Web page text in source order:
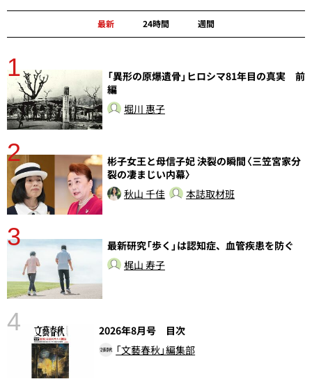
最新 24時間 週間
1
「異形の原爆遺骨」ヒロシマ81年目の真実 前
編
堀川 惠子
2
彬子女王と母信子妃 決裂の瞬間〈三笠宮家分
裂の凄まじい内幕〉
秋山 千佳
本誌取材班
3
最新研究「歩く」は認知症、血管疾患を防ぐ
梶山 寿子
4
2026年8月号 目次
「文藝春秋」編集部